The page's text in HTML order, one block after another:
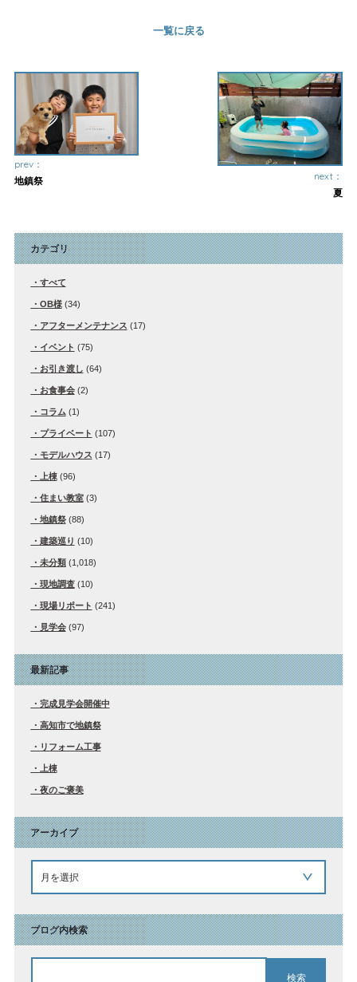
一覧に戻る
prev：
地鎮祭 next：
夏
カテゴリ
すべて
OB様(34)
アフターメンテナンス (17)
イベント (75)
お引き渡し (64)
お食事会(2)
コラム (1)
プライベート (107)
モデルハウス (17)
上棟(96)
住まい教室(3)
地鎮祭(88)
建築巡り (10)
未分類(1,018)
現地調査(10)
現場リポート (241)
見学会(97)
最新記事
完成見学会開催中
高知市で地鎮祭
リフォーム工事
上棟
夜のご褒美
アーカイブ
ブログ内検索